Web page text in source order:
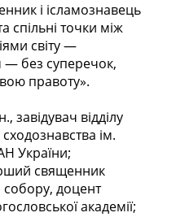
і ісламознавець
спільні точки між
світу —
— без суперечок,
правоту».
відділу
ім.
України;
священник
доцент
академії;